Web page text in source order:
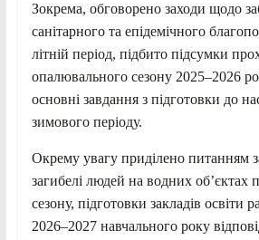
Зокрема, обговорено заходи щодо
санітарного та епідемічного
літній період, підбито підсумки
опалювального сезону 2025–2026
основні завдання з підготовки до
зимового періоду.
Окрему увагу приділено питанням
загибелі людей на водних об’єктах
сезону, підготовки закладів освіти
2026–2027 навчального року